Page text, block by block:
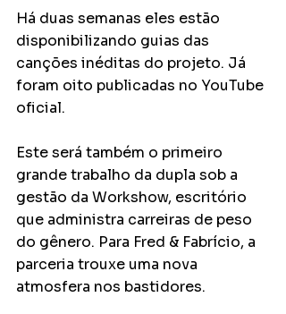
Há duas semanas eles estão
disponibilizando guias das
canções inéditas do projeto. Já
foram oito publicadas no YouTube
oficial.
Este será também o primeiro
grande trabalho da dupla sob a
gestão da Workshow, escritório
que administra carreiras de peso
do gênero. Para Fred & Fabrício, a
parceria trouxe uma nova
atmosfera nos bastidores.